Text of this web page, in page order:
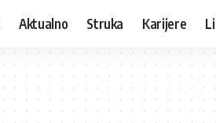
Aktualno Struka Karijere